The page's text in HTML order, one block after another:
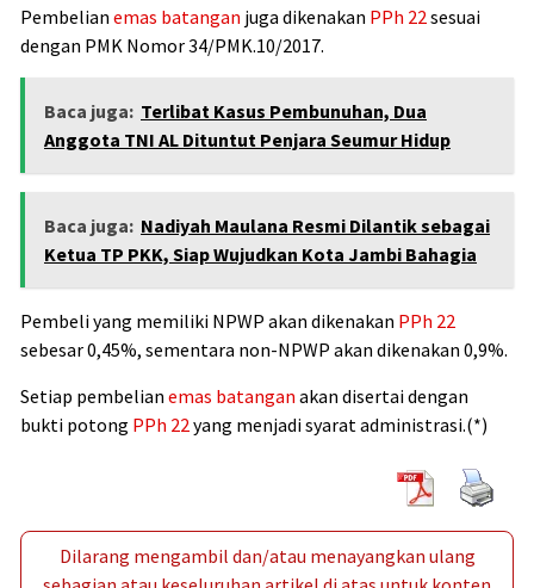
Pembelian emas batangan juga dikenakan PPh 22sesuai
dengan PMK Nomor 34/PMK.10/2017.
Baca juga: Terlibat Kasus Pembunuhan, Dua
Anggota TNI AL Dituntut Penjara Seumur Hidup
Baca juga: Nadiyah Maulana Resmi Dilantik sebagai
Ketua TP PKK, Siap Wujudkan Kota Jambi Bahagia
Pembeli yang memiliki NPWP akan dikenakan PPh 22
sebesar 0,45%, sementara non-NPWP akan dikenakan 0,9%.
Setiap pembelian emas batangan akan disertai dengan
bukti potong PPh 22yang menjadi syarat administrasi.(*)
Dilarang mengambil dan/atau menayangkan ulang